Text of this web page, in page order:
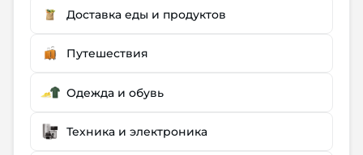
Доставка еды и продуктов
Путешествия
Одежда и обувь
Техника и электроника